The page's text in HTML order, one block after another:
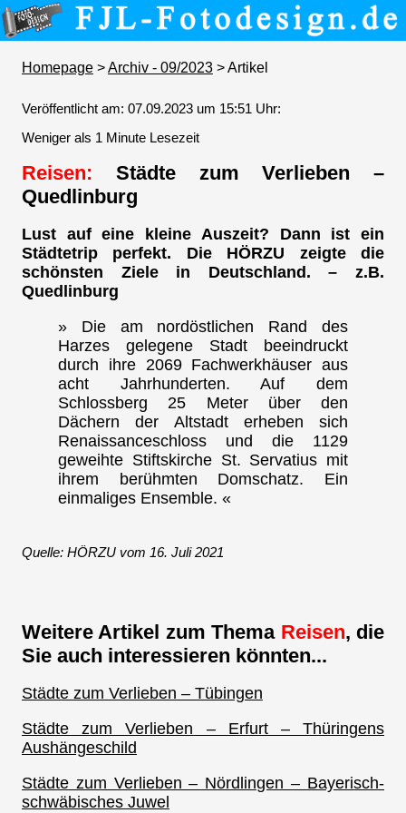
Homepage >Archiv - 09/2023 > Artikel
Veröffentlicht am: 07.09.2023 um 15:51 Uhr:
Weniger als 1 Minute Lesezeit
Reisen: Städte zum Verlieben –
Quedlinburg
Lust auf eine kleine Auszeit? Dann ist ein
Städtetrip perfekt. Die HÖRZU zeigte die
schönsten Ziele in Deutschland. – z.B.
Quedlinburg
» Die am nordöstlichen Rand des
Harzes gelegene Stadt beeindruckt
durch ihre 2069 Fachwerkhäuser aus
acht Jahrhunderten. Auf dem
Schlossberg 25 Meter über den
Dächern der Altstadt erheben sich
Renaissanceschloss und die 1129
geweihte Stiftskirche St. Servatius mit
ihrem berühmten Domschatz. Ein
einmaliges Ensemble. «
Quelle: HÖRZU vom 16. Juli 2021
Weitere Artikel zum Thema Reisen, die
Sie auch interessieren könnten...
Städte zum Verlieben – Tübingen
Städte zum Verlieben – Erfurt – Thüringens
Aushängeschild
Städte zum Verlieben – Nördlingen – Bayerisch-
schwäbisches Juwel